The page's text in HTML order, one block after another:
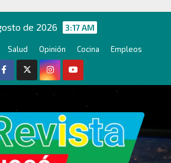
de 2026 3:17 AM
Salud Opinión Cocina Empleos